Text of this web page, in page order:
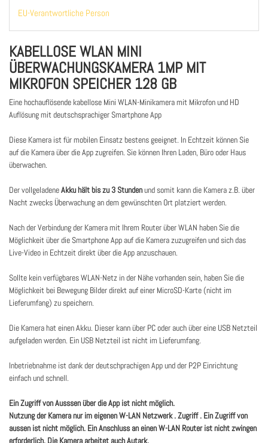
EU-Verantwortliche Person
KABELLOSE WLAN MINI
ÜBERWACHUNGSKAMERA 1MP MIT
MIKROFON SPEICHER 128 GB
Eine hochauflösende kabellose Mini WLAN-Minikamera mit Mikrofon und HD
Auflösung mit deutschsprachiger Smartphone App
Diese Kamera ist für mobilen Einsatz bestens geeignet. In Echtzeit können Sie
auf die Kamera über die App zugreifen. Sie können Ihren Laden, Büro oder Haus
überwachen.
Der vollgeladeneAkku hält bis zu 3 Stundenund somit kann die Kamera z.B. über
Nacht zwecks Überwachung an dem gewünschten Ort platziert werden.
Nach der Verbindung der Kamera mit Ihrem Router über WLAN haben Sie die
Möglichkeit über die Smartphone App auf die Kamera zuzugreifen und sich das
Live-Video in Echtzeit direkt über die App anzuschauen.
Sollte kein verfügbares WLAN-Netz in der Nähe vorhanden sein, haben Sie die
Möglichkeit bei Bewegung Bilder direkt auf einer MicroSD-Karte (nicht im
Lieferumfang) zu speichern.
Die Kamera hat einen Akku. Dieser kann über PC oder auch über eine USB Netzteil
aufgeladen werden. Ein USB Netzteil ist nicht im Lieferumfang.
Inbetriebnahme ist dank der deutschprachigen App und der P2P Einrichtung
einfach und schnell.
Ein Zugriff von Ausssen über die App ist nicht möglich.
Nutzung der Kamera nur im eigenen W-LAN Netzwerk . Zugriff . Ein Zugriff von
aussen ist nicht möglich. Ein Anschluss an einen W-LAN Router ist nicht zwingen
erforderlich. Die Kamera arbeitet auch Autark.